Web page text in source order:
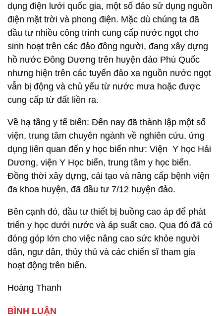
dụng điện lưới quốc gia, một số đảo sử dụng nguồn
điện mặt trời và phong điện. Mặc dù chúng ta đã
đầu tư nhiều công trình cung cấp nước ngọt cho
sinh hoạt trên các đảo đông người, đang xây dựng
hồ nước Đông Dương trên huyện đảo Phú Quốc
nhưng hiện trên các tuyến đảo xa nguồn nước ngọt
vẫn bị động và chủ yếu từ nước mưa hoặc được
cung cấp từ đất liền ra.
Về hạ tầng y tế biển: Đến nay đã thành lập một số
viện, trung tâm chuyên ngành về nghiên cứu, ứng
dụng liên quan đến y học biển như: Viện Y học Hải
Dương, viện Y Học biển, trung tâm y học biển.
Đồng thời xây dựng, cải tạo và nâng cấp bệnh viện
đa khoa huyện, đã đầu tư 7/12 huyện đảo.
Bên cạnh đó, đầu tư thiết bị buồng cao áp để phát
triển y học dưới nước và áp suất cao. Qua đó đã có
đóng góp lớn cho việc nâng cao sức khỏe người
dân, ngư dân, thủy thủ và các chiến sĩ tham gia
hoạt động trên biển.
Hoàng Thanh